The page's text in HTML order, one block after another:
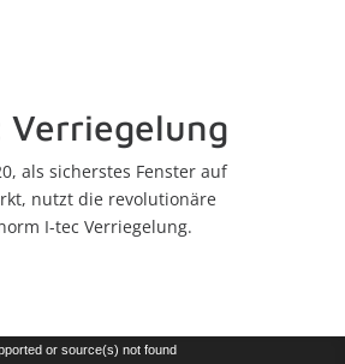
Verriegelung
als sicherstes Fenster auf
nutzt die revolutionäre
I-tec Verriegelung.
Video-
or source(s) not found